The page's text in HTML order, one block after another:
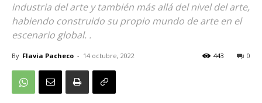
industria del arte y también más allá del nivel del arte,
habiendo construido su propio mundo de arte en el
escenario global. .
By Flavia Pacheco - 14 octubre, 2022 0
443